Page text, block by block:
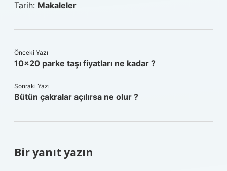
Tarih: Makaleler
Önceki Yazı
10×20 parke taşı fiyatları ne kadar ?
Sonraki Yazı
Bütün çakralar açılırsa ne olur ?
Bir yanıt yazın